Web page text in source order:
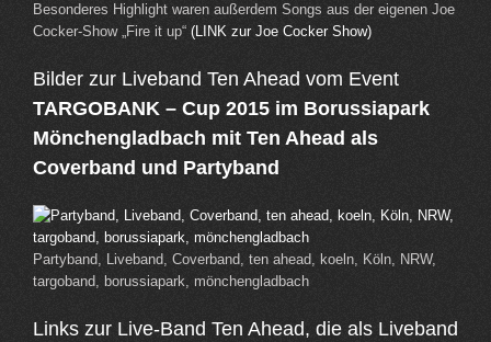
Besonderes Highlight waren außerdem Songs aus der eigenen Joe
Cocker-Show „Fire it up“ (LINK zur Joe Cocker Show)
Bilder zur Liveband Ten Ahead vom Event
TARGOBANK – Cup 2015 im Borussiapark
Mönchengladbach mit Ten Ahead als
Coverband und Partyband
Partyband, Liveband, Coverband, ten ahead, koeln, Köln, NRW,
targoband, borussiapark, mönchengladbach
Links zur Live-Band Ten Ahead, die als Liveband